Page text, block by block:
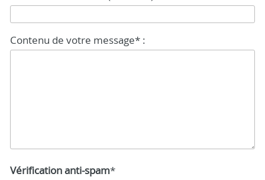
Contenu de votre message* :
Vérification anti-spam*